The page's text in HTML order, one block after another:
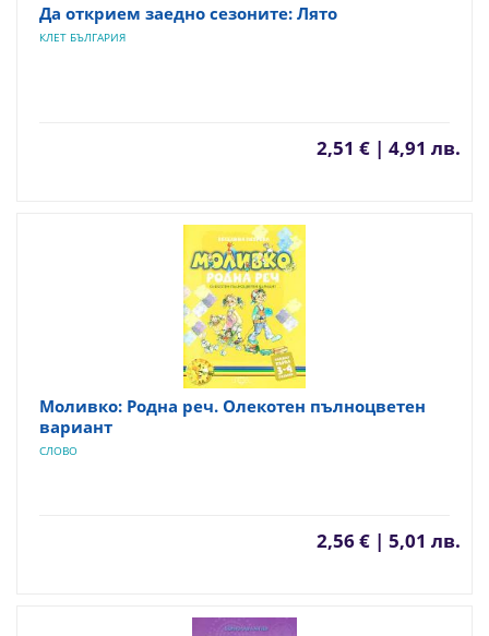
Да открием заедно сезоните: Лято
КЛЕТ БЪЛГАРИЯ
2,51 € | 4,91 лв.
Моливко: Родна реч. Олекотен пълноцветен
вариант
СЛОВО
2,56 € | 5,01 лв.